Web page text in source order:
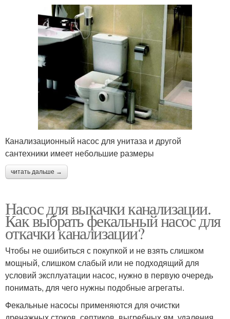
Канализационный насос для унитаза и другой
сантехники имеет небольшие размеры
читать дальше →
Насос для выкачки канализации.
Как выбрать фекальный насос для
откачки канализации?
Чтобы не ошибиться с покупкой и не взять слишком
мощный, слишком слабый или не подходящий для
условий эксплуатации насос, нужно в первую очередь
понимать, для чего нужны подобные агрегаты.
Фекальные насосы применяются для очистки